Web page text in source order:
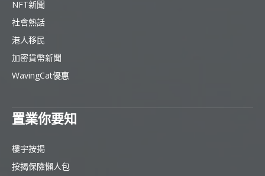
NFT新聞
社會熱話
港人移民
加密貨幣新聞
WavingCat優惠
置業你要知
樓宇按揭
按揭保險懶人包